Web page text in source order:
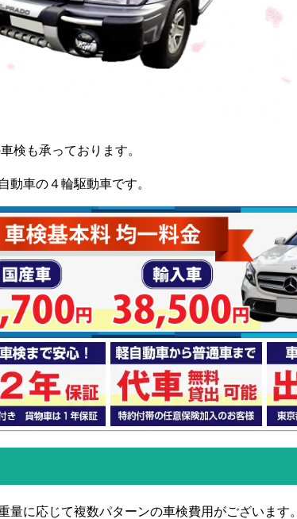
検も承っております。
動車の４輪駆動車です。
量に応じて複数パターンの車検費用がございます。